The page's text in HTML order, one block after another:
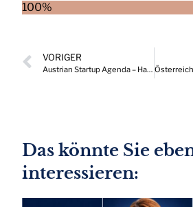
100%
VORIGER
Austrian Startup Agenda – Handlungsempfehlungen für Österreich
Das könnte Sie
interessieren: